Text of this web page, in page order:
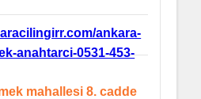
ankara-
anahtarci-0531-453-
mahallesi 8. cadde